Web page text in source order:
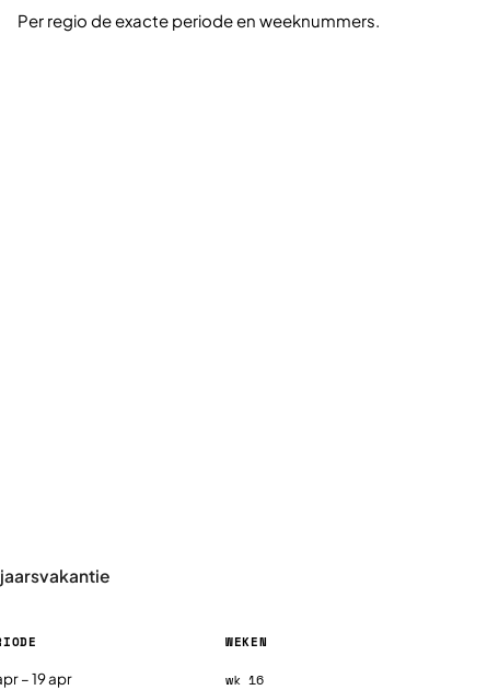
Per regio de exacte periode en weeknummers.
per regio
WEKEN
– 19 apr wk 16